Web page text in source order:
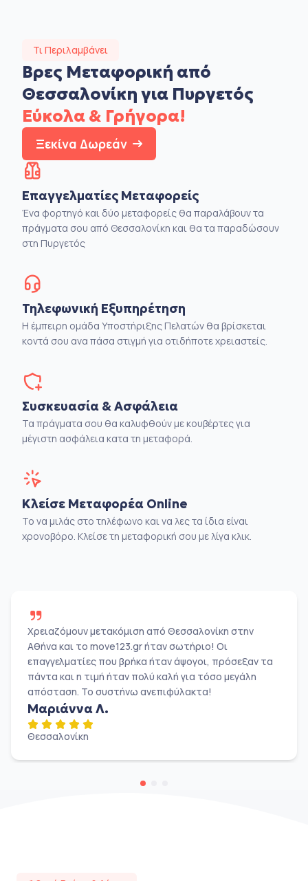
Τι Περιλαμβάνει
Βρες Μεταφορική από
Θεσσαλονίκη για Πυργετός
Εύκολα & Γρήγορα!
Ξεκίνα Δωρεάν
Επαγγελματίες Μεταφορείς
Ένα φορτηγό και δύο μεταφορείς θα παραλάβουν τα
πράγματα σου από Θεσσαλονίκη και θα τα παραδώσουν
στη Πυργετός
Τηλεφωνική Εξυπηρέτηση
Η έμπειρη ομάδα Υποστήριξης Πελατών θα βρίσκεται
κοντά σου ανα πάσα στιγμή για οτιδήποτε χρειαστείς.
Συσκευασία & Ασφάλεια
Τα πράγματα σου θα καλυφθούν με κουβέρτες για
μέγιστη ασφάλεια κατα τη μεταφορά.
Κλείσε Μεταφορέα Online
Το να μιλάς στο τηλέφωνο και να λες τα ίδια είναι
χρονοβόρο. Κλείσε τη μεταφορική σου με λίγα κλικ.
Χρειαζόμουν μετακόμιση από Θεσσαλονίκη στην
Αθήνα και το move123.gr ήταν σωτήριο! Οι
επαγγελματίες που βρήκα ήταν άψογοι, πρόσεξαν τα
πάντα και η τιμή ήταν πολύ καλή για τόσο μεγάλη
απόσταση. Το συστήνω ανεπιφύλακτα!
Μαριάννα Λ.
Θεσσαλονίκη